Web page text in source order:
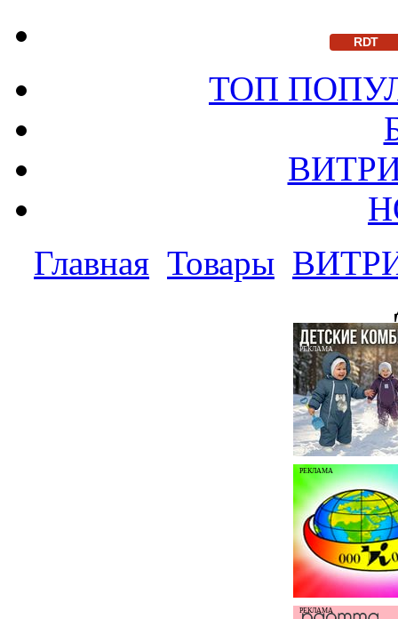
RDT
ТОП
Главная Товары
РЕКЛАМА
РЕКЛАМА
РЕКЛАМА